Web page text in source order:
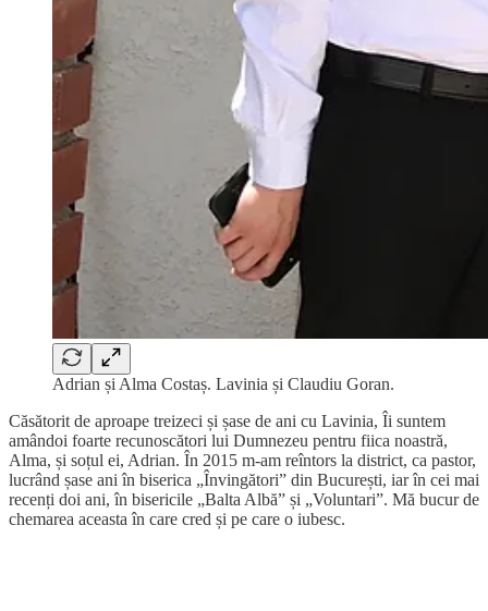
Adrian și Alma Costaș. Lavinia și Claudiu Goran.
Căsătorit de aproape treizeci și șase de ani cu Lavinia, Îi suntem
amândoi foarte recunoscători lui Dumnezeu pentru fiica noastră,
Alma, și soțul ei, Adrian. În 2015 m-am reîntors la district, ca pastor,
lucrând șase ani în biserica „Învingători” din București, iar în cei mai
recenți doi ani, în bisericile „Balta Albă” și „Voluntari”. Mă bucur de
chemarea aceasta în care cred și pe care o iubesc.